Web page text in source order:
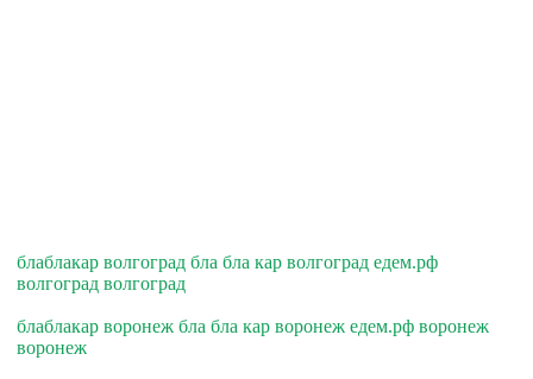
блаблакар волгоград бла бла кар волгоград едем.рф
волгоград волгоград
блаблакар воронеж бла бла кар воронеж едем.рф воронеж
воронеж